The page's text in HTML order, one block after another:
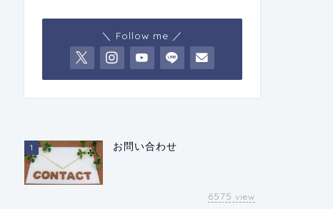
＼ Follow me ／
1 お問い合わせ
6575 view